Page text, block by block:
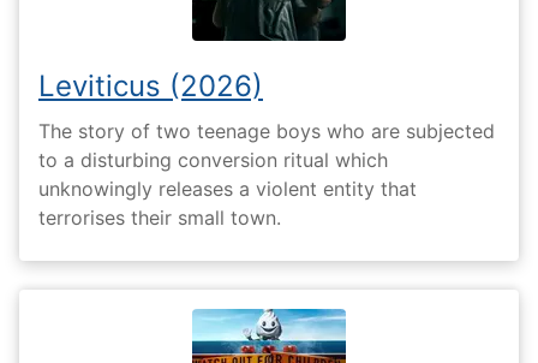
Leviticus (2026)
The story of two teenage boys who are subjected
to a disturbing conversion ritual which
unknowingly releases a violent entity that
terrorises their small town.